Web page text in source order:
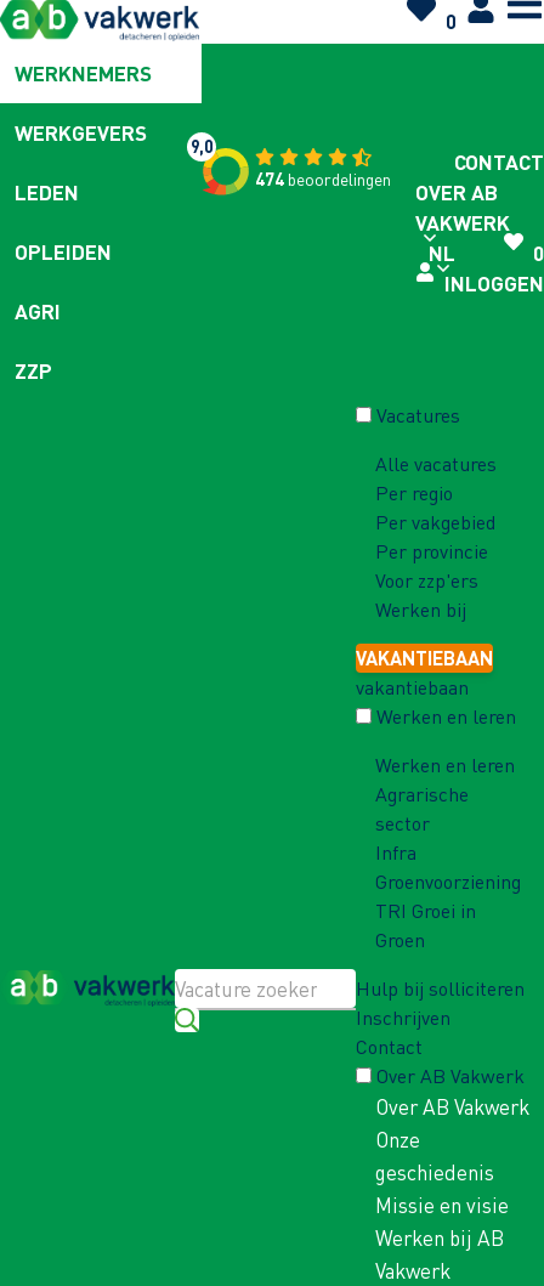
0
WERKNEMERS
WERKGEVERS
LEDEN
OPLEIDEN
AGRI
ZZP
9,0
474beoordelingen
CONTACT
OVER AB
VAKWERK
NL
0
INLOGGEN
Vacatures
Alle vacatures
Per regio
Per vakgebied
Per provincie
Voor zzp'ers
Werken bij
VAKANTIEBAAN
vakantiebaan
Werken en leren
Werken en leren
Agrarische
sector
Infra
Groenvoorziening
TRI Groei in
Groen
Hulp bij solliciteren
Inschrijven
Contact
Over AB Vakwerk
Over AB Vakwerk
Onze
geschiedenis
Missie en visie
Werken bij AB
Vakwerk